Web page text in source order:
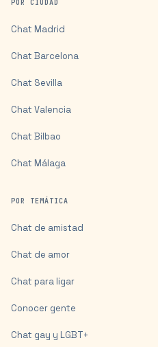
POR CIUDAD
Chat Madrid
Chat Barcelona
Chat Sevilla
Chat Valencia
Chat Bilbao
Chat Málaga
POR TEMÁTICA
Chat de amistad
Chat de amor
Chat para ligar
Conocer gente
Chat gay y LGBT+